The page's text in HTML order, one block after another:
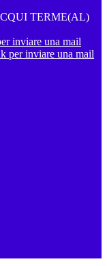
TERME(AL)
inviare una mail
per inviare una mail